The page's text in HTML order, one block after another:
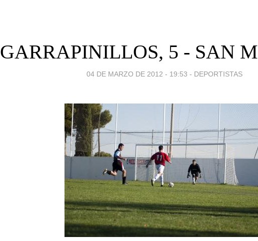
GARRAPINILLOS, 5 - SAN
04 DE MARZO DE 2012 - 19:53 - DEPORTISTAS